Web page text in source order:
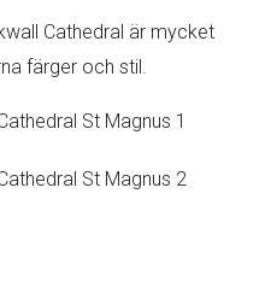
Cathedral är mycket
färger och stil.